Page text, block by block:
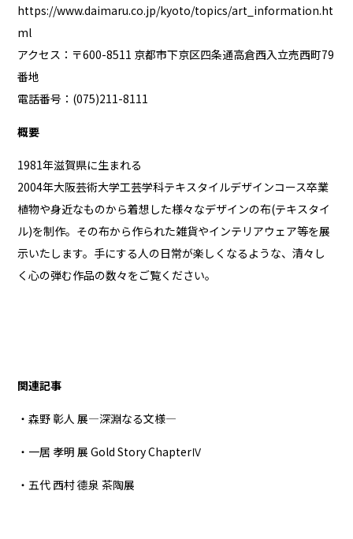
https://www.daimaru.co.jp/kyoto/topics/art_information.ht
ml
アクセス：〒600-8511 京都市下京区四条通高倉西入立売西町79
番地
電話番号：(075)211-8111
概要
1981年滋賀県に生まれる
2004年大阪芸術大学工芸学科テキスタイルデザインコース卒業
植物や身近なものから着想した様々なデザインの布(テキスタイ
ル)を制作。その布から作られた雑貨やインテリアウェア等を展
示いたします。手にする人の日常が楽しくなるような、清々し
く心の弾む作品の数々をご覧ください。
関連記事
・森野 彰人 展―深淵なる文様―
・一居 孝明 展 Gold Story ChapterⅣ
・五代 西村 德泉 茶陶展